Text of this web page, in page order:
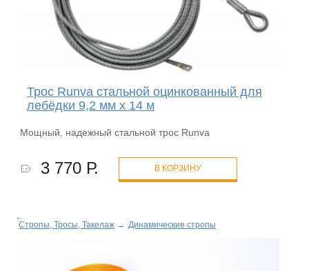
Трос Runva стальной оцинкованный для
лебёдки 9,2 мм x 14 м
Мощный, надежный стальной трос Runva
3 770 Р. В КОРЗИНУ
Стропы, Тросы, Такелаж → Динамические стропы